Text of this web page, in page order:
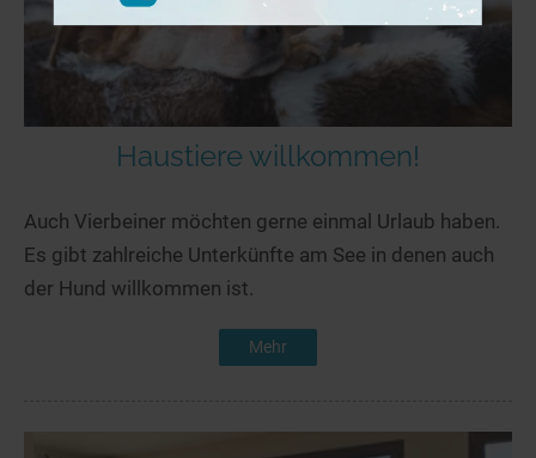
Haustiere willkommen!
Auch Vierbeiner möchten gerne einmal Urlaub haben.
Es gibt zahlreiche Unterkünfte am See in denen auch
der Hund willkommen ist.
Mehr